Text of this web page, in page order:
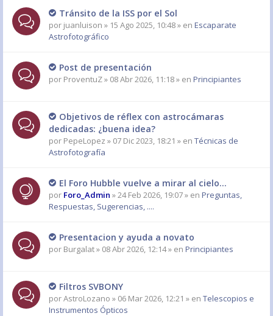
Tránsito de la ISS por el Sol
por juanluison » 15 Ago 2025, 10:48 » en Escaparate
Astrofotográfico
Post de presentación
por ProventuZ» 08 Abr 2026, 11:18 » en Principiantes
Objetivos de réflex con astrocámaras
dedicadas: ¿buena idea?
por PepeLopez » 07 Dic 2023, 18:21 » en Técnicas de
Astrofotografía
El Foro Hubble vuelve a mirar al cielo...
por Foro_Admin » 24 Feb 2026, 19:07 » en Preguntas,
Respuestas, Sugerencias, ....
Presentacion y ayuda a novato
por Burgalat» 08 Abr 2026, 12:14 » en Principiantes
Filtros SVBONY
porAstroLozano » 06 Mar 2026, 12:21 » en Telescopios e
Instrumentos Ópticos